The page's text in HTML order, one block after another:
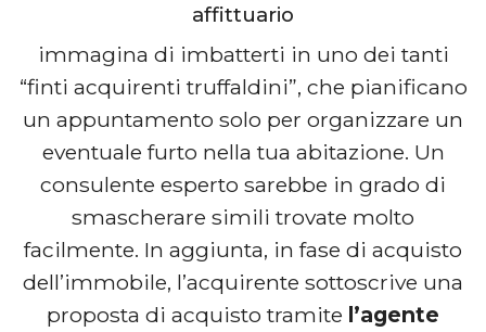
affittuario
immagina di imbatterti in uno dei tanti
“finti acquirenti truffaldini”, che pianificano
un appuntamento solo per organizzare un
eventuale furto nella tua abitazione. Un
consulente esperto sarebbe in grado di
smascherare simili trovate molto
facilmente. In aggiunta, in fase di acquisto
dell’immobile, l’acquirente sottoscrive una
proposta di acquisto tramite l’agente